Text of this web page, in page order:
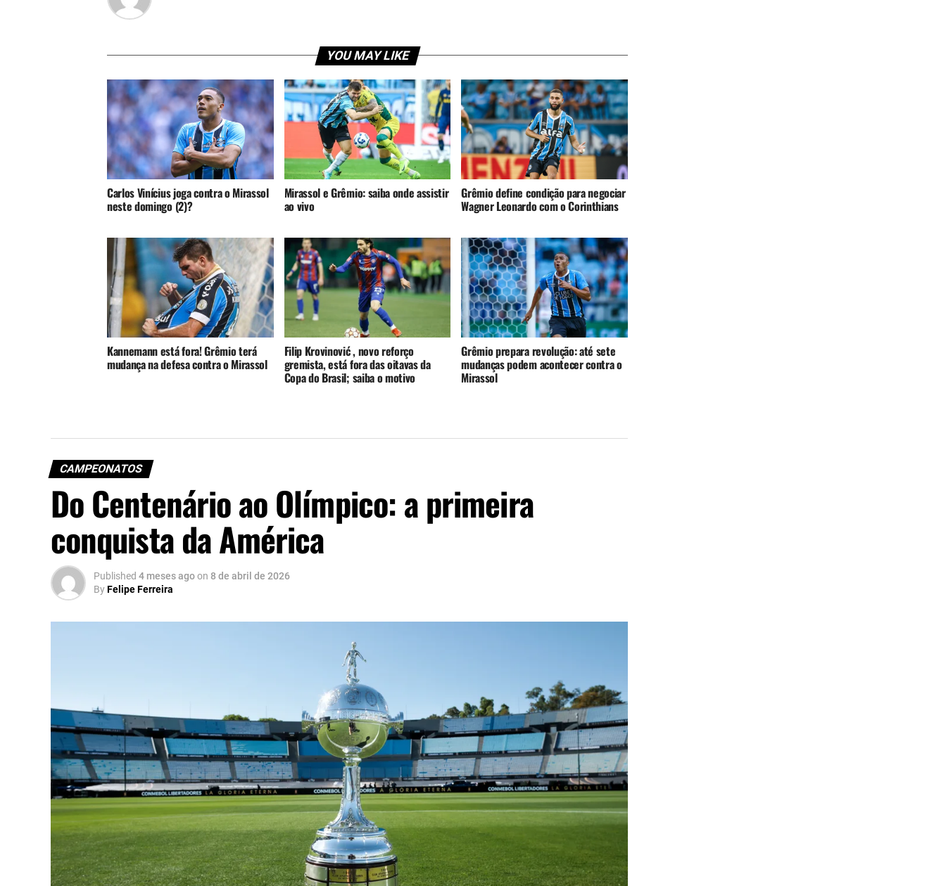
YOU MAY LIKE
Carlos Vinícius joga contra o Mirassol
neste domingo (2)?
Mirassol e Grêmio: saiba onde assistir
ao vivo
Grêmio define condição para negociar
Wagner Leonardo com o Corinthians
Kannemann está fora! Grêmio terá
mudança na defesa contra o Mirassol
Filip Krovinović , novo reforço
gremista, está fora das oitavas da
Copa do Brasil; saiba o motivo
Grêmio prepara revolução: até sete
mudanças podem acontecer contra o
Mirassol
CAMPEONATOS
Do Centenário ao Olímpico: a primeira
conquista da América
Published 4 meses agoon 8 de abril de 2026
ByFelipe Ferreira